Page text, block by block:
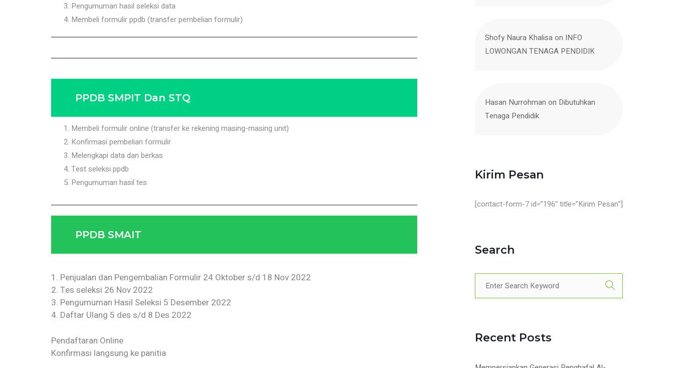
Pengumuman hasil seleksi data
Membeli formulir ppdb (transfer pembelian formulir)
PPDB SMPIT Dan STQ
Membeli formulir online (transfer ke rekening masing-masing unit)
Konfirmasi pembelian formulir
Melengkapi data dan berkas
Test seleksi ppdb
Pengumuman hasil tes
PPDB SMAIT
1. Penjualan dan Pengembalian Formulir 24 Oktober s/d 18 Nov 2022
2. Tes seleksi 26 Nov 2022
3. Pengumuman Hasil Seleksi 5 Desember 2022
4. Daftar Ulang 5 des s/d 8 Des 2022
Pendaftaran Online
Konfirmasi langsung ke panitia
Shofy Naura Khalisaon INFO
LOWONGAN TENAGA PENDIDIK
Hasan Nurrohman on Dibutuhkan
Tenaga Pendidik
Kirim Pesan
[contact-form-7 id=”196″ title=”Kirim Pesan”]
Search
Recent Posts